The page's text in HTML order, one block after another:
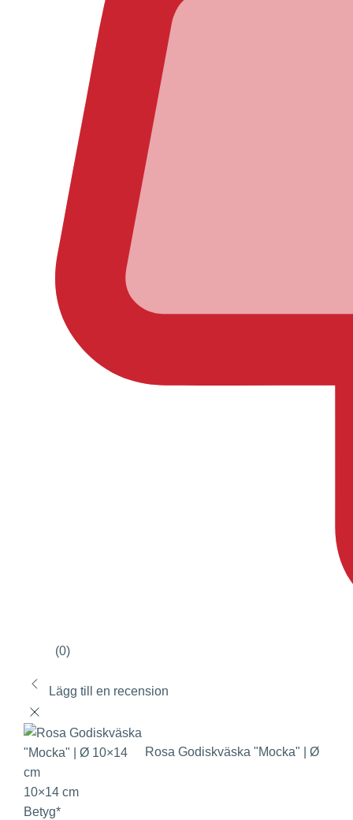
(0)
Lägg till en recension
Rosa Godiskväska "Mocka" | Ø
10×14 cm
Betyg*